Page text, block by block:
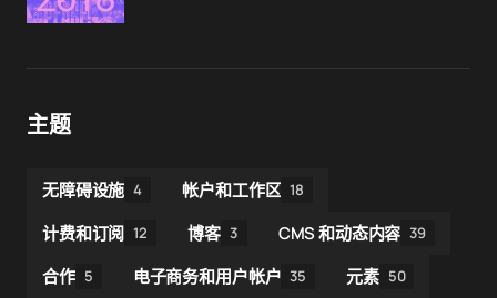
主题
无障碍设施 4 帐户和工作区 18
计费和订阅 12 博客 3 CMS 和动态内容 39
合作 5 电子商务和用户帐户 35 元素 50